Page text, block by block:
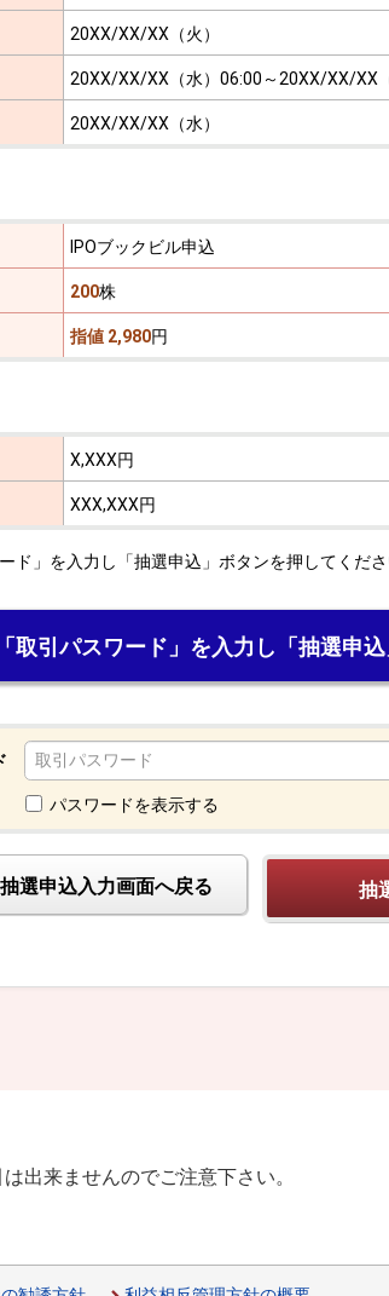
20XX/XX/XX（火）
20XX/XX/XX（水）06:00～ 20XX/XX/XX
20XX/XX/XX（水）
IPOブックビル申込
200株
指値 2,980円
X,XXX円
XXX,XXX円
ド」を入力し「抽選申込」ボタンを押してくださ
取引パスワード」を入力し「抽選申
パスワードを表示する
抽
抽選申込入力画面へ戻る
出来ませんのでご注意下さい。